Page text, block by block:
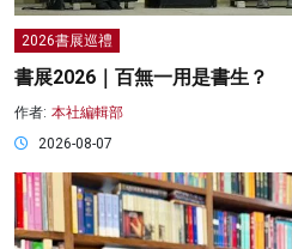
2026書展巡禮
書展2026｜百無一用是書生？
作者: 本社編輯部
2026-08-07